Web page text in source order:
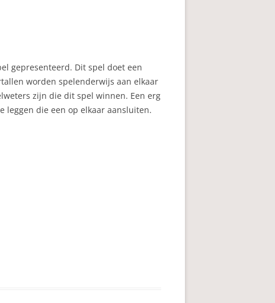
gepresenteerd. Dit spel doet een
worden spelenderwijs aan elkaar
zijn die dit spel winnen. Een erg
leggen die een op elkaar aansluiten.